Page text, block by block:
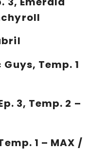
Temp. 1
3, Temp. 2 –
1 – MAX /